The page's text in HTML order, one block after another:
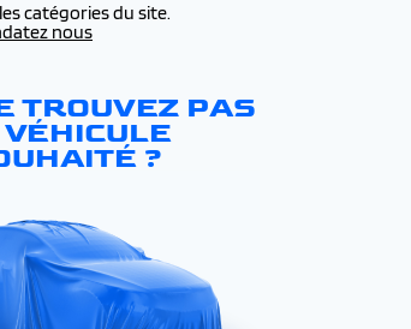
catégories du site.
nous
TROUVEZ PAS
VÉHICULE
?